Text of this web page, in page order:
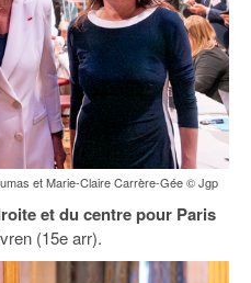
et Marie-Claire Carrère-Gée © Jgp
et du centre pour Paris
(15e arr).